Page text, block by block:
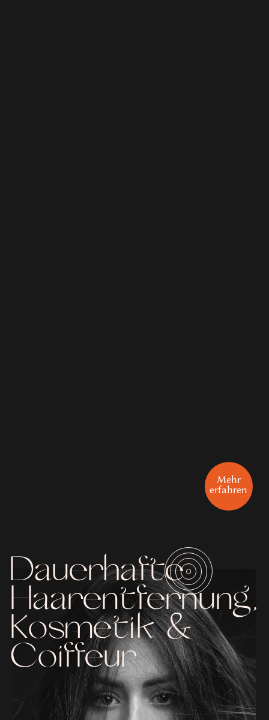
Mehr
erfahren
Dauerhafte
Haarentfernung,
Kosmetik &
Coiffeur